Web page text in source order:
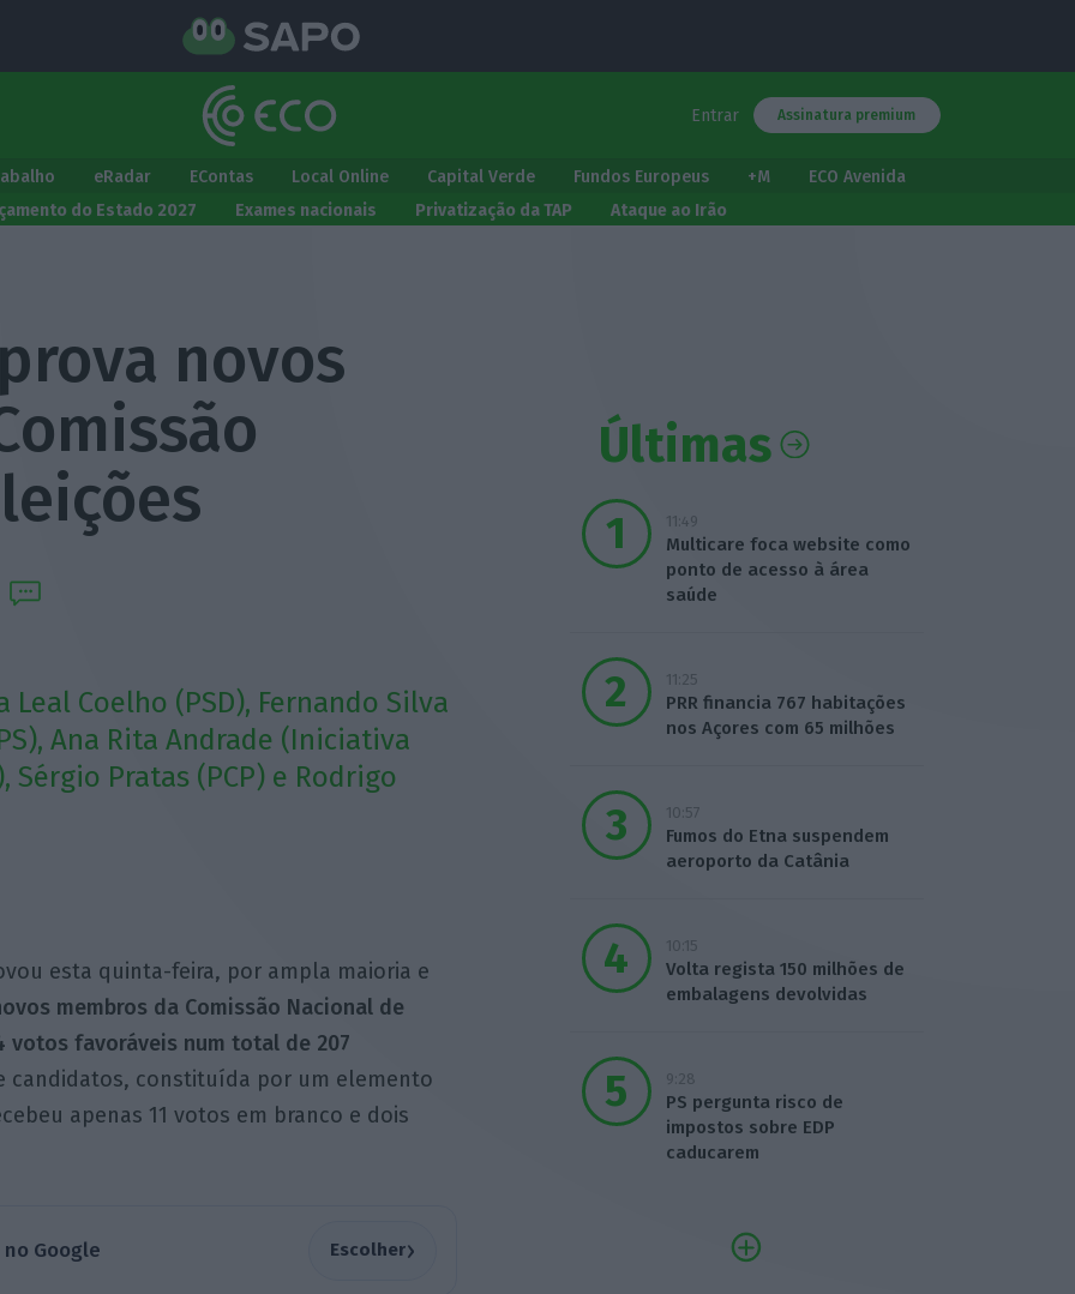
Entrar Assinatura premium
eRadar EContas Local Online Capital Verde Fundos Europeus +M
ECO Avenida
do Estado 2027 Exames nacionais Privatização da TAP Ataque ao Irão
novos
Coelho (PSD), Fernando Silva
Ana Rita Andrade (Iniciativa
Pratas (PCP) e Rodrigo
esta quinta-feira, por ampla maioria e
membros da Comissão Nacional de
votos favoráveis num total de 207
candidatos, constituída por um elemento
apenas 11 votos em branco e dois
Google Escolher›
Últimas
11:49
Multicare foca website como
ponto de acesso à área
saúde
11:25
PRR financia 767 habitações
nos Açores com 65 milhões
10:57
Fumos do Etna suspendem
aeroporto da Catânia
10:15
Volta regista 150 milhões de
embalagens devolvidas
9:28
PS pergunta risco de
impostos sobre EDP
caducarem